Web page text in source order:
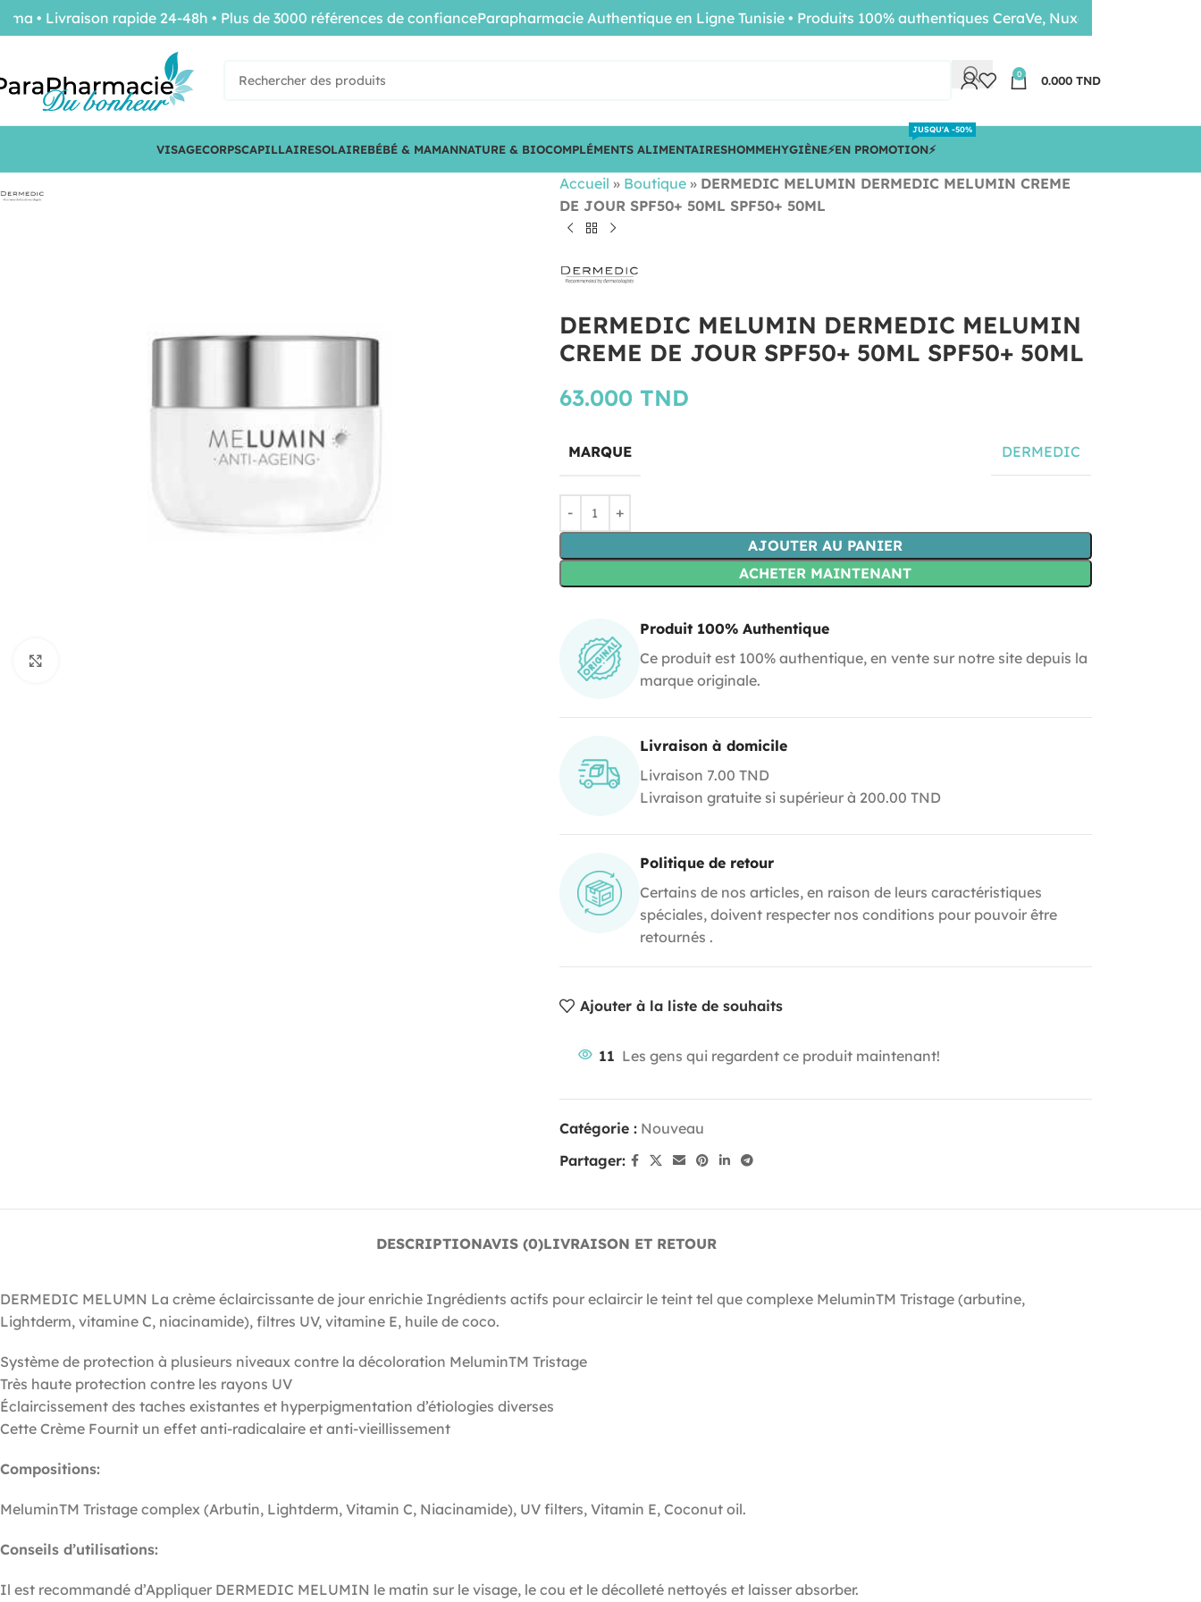
0 0.000 TND
VISAGECORPSCAPILLAIRESOLAIREBÉBÉ & MAMANNATURE & BIOCOMPLÉMENTS ALIMENTAIRESHOMMEHYGIÈNE⚡️EN PROMOTION⚡️
JUSQU'A -50%
Accueil » Boutique» DERMEDIC MELUMIN DERMEDIC MELUMIN CREME
DE JOUR SPF50+ 50ML SPF50+ 50ML
DERMEDIC MELUMIN DERMEDIC MELUMIN
CREME DE JOUR SPF50+ 50ML SPF50+ 50ML
63.000 TND
MARQUE DERMEDIC
AJOUTER AU PANIER
ACHETER MAINTENANT
Produit 100% Authentique
Ce produit est 100% authentique, en vente sur notre site depuis la
marque originale.
Livraison à domicile
Livraison 7.00 TND
Livraison gratuite si supérieur à 200.00 TND
Politique de retour
Certains de nos articles, en raison de leurs caractéristiques
spéciales, doivent respecter nos conditions pour pouvoir être
retournés .
Ajouter à la liste de souhaits
11 Les gens qui regardent ce produit maintenant!
Catégorie : Nouveau
Partager:
DESCRIPTIONAVIS (0)LIVRAISON ET RETOUR
DERMEDIC MELUMN La crème éclaircissante de jour enrichie Ingrédients actifs pour eclaircir le teint tel que complexe MeluminTM Tristage (arbutine,
Lightderm, vitamine C, niacinamide), filtres UV, vitamine E, huile de coco.
Système de protection à plusieurs niveaux contre la décoloration MeluminTM Tristage
Très haute protection contre les rayons UV
Éclaircissement des taches existantes et hyperpigmentation d’étiologies diverses
Cette Crème Fournit un effet anti-radicalaire et anti-vieillissement
Compositions:
MeluminTM Tristage complex (Arbutin, Lightderm, Vitamin C, Niacinamide), UV filters, Vitamin E, Coconut oil.
Conseils d’utilisations:
Il est recommandé d’Appliquer DERMEDIC MELUMIN le matin sur le visage, le cou et le décolleté nettoyés et laisser absorber.
Livraison rapide 24-48h • Plus de 3000 références de confianceParapharmacie Authentique en Ligne Tunisie • Produits 100% authentiques CeraVe, Nuxe, Bioderma •